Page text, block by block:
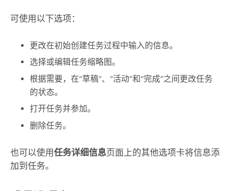
可使用以下选项：
更改在初始创建任务过程中输入的信息。
选择或编辑任务缩略图。
根据需要，在“草稿”、“活动”和“完成”之间更改任务
的状态。
打开任务并参加。
删除任务。
也可以使用任务详细信息页面上的其他选项卡将信息添
加到任务。